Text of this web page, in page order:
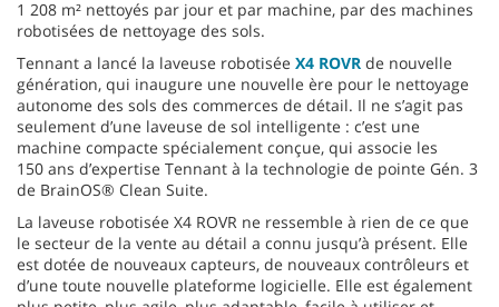
1 208 m² nettoyés par jour et par machine, par des machines
robotisées de nettoyage des sols.
Tennant a lancé la laveuse robotisée X4 ROVR de nouvelle
génération, qui inaugure une nouvelle ère pour le nettoyage
autonome des sols des commerces de détail. Il ne s’agit pas
seulement d’une laveuse de sol intelligente : c’est une
machine compacte spécialement conçue, qui associe les
150 ans d’expertise Tennant à la technologie de pointe Gén. 3
de BrainOS® Clean Suite.
La laveuse robotisée X4 ROVR ne ressemble à rien de ce que
le secteur de la vente au détail a connu jusqu’à présent. Elle
est dotée de nouveaux capteurs, de nouveaux contrôleurs et
d’une toute nouvelle plateforme logicielle. Elle est également